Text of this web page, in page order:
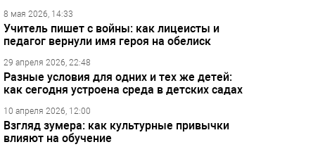
8 мая 2026, 14:33
Учитель пишет с войны: как лицеисты и
педагог вернули имя героя на обелиск
29 апреля 2026, 22:48
Разные условия для одних и тех же детей:
как сегодня устроена среда в детских садах
10 апреля 2026, 12:00
Взгляд зумера: как культурные привычки
влияют на обучение